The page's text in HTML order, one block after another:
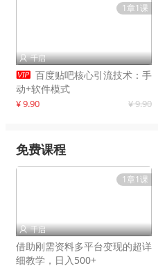
1章1课
 千启
 百度贴吧核心引流技术：手
动+软件模式
¥ 9.90 ¥ 9.90
免费课程
1章1课
 千启
借助刚需资料多平台变现的超详
细教学，日入500+